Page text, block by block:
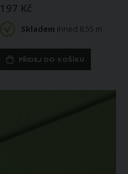
197 Kč
Skladem ihned 8.55 m
PŘIDEJ DO KOŠÍKU